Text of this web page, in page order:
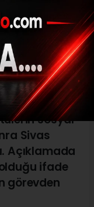
yapılan
Kadınlardan
sonra
hep beraber
üzerine
sosyal
Sivas
Açıklamada
ifade
görevden